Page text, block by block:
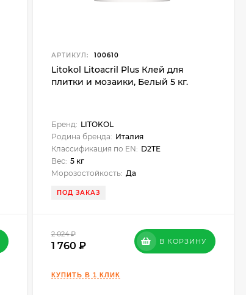
АРТИКУЛ: 100610
Litokol Litoacril Plus Клей для
плитки и мозаики, Белый 5 кг.
Бренд: LITOKOL
Родина бренда: Италия
Классификация по EN: D2TE
Вес: 5 кг
Морозостойкость: Да
ПОД ЗАКАЗ
2 024 ₽
1 760 В КОРЗИНУ